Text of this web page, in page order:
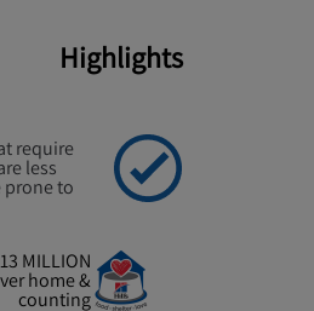
Highlights
require
less
prone to
MILLION
home &
counting